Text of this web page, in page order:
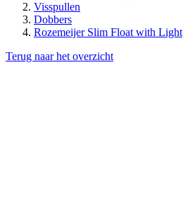
Visspullen
Dobbers
Rozemeijer Slim Float with Light
Terug naar het overzicht